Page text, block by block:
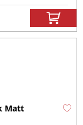
Matt